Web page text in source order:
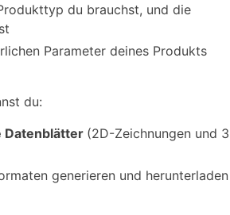
du brauchst, und die
Parameter deines Produkts
du:
Datenblätter (2D-Zeichnungen und
generieren und herunterladen